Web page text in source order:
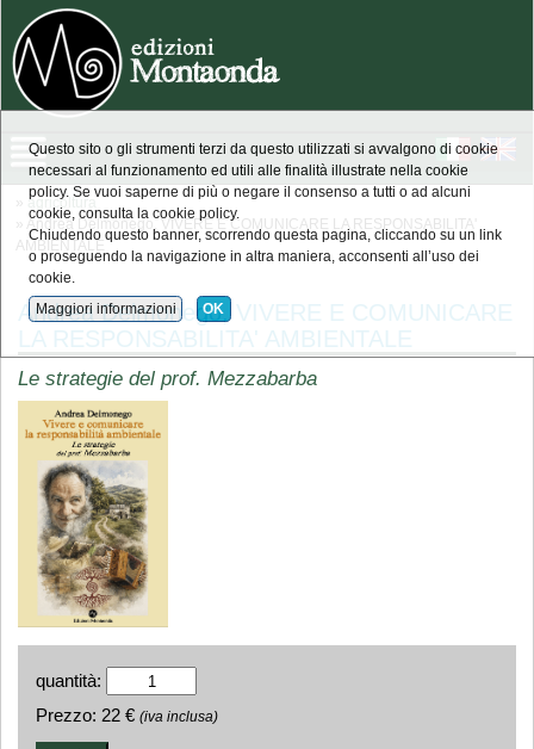
» agricoltura
» Andrea Delmonego, VIVERE E COMUNICARE LA RESPONSABILITA'
AMBIENTALE
Andrea Delmonego, VIVERE E COMUNICARE
LA RESPONSABILITA' AMBIENTALE
Le strategie del prof. Mezzabarba
quantità:
Prezzo: 22 € (iva inclusa)
Questo sito o gli strumenti terzi da questo utilizzati si avvalgono di cookie
necessari al funzionamento ed utili alle finalità illustrate nella cookie
policy. Se vuoi saperne di più o negare il consenso a tutti o ad alcuni
cookie, consulta la cookie policy.
Chiudendo questo banner, scorrendo questa pagina, cliccando su un link
o proseguendo la navigazione in altra maniera, acconsenti all’uso dei
cookie.
Maggiori informazioni OK